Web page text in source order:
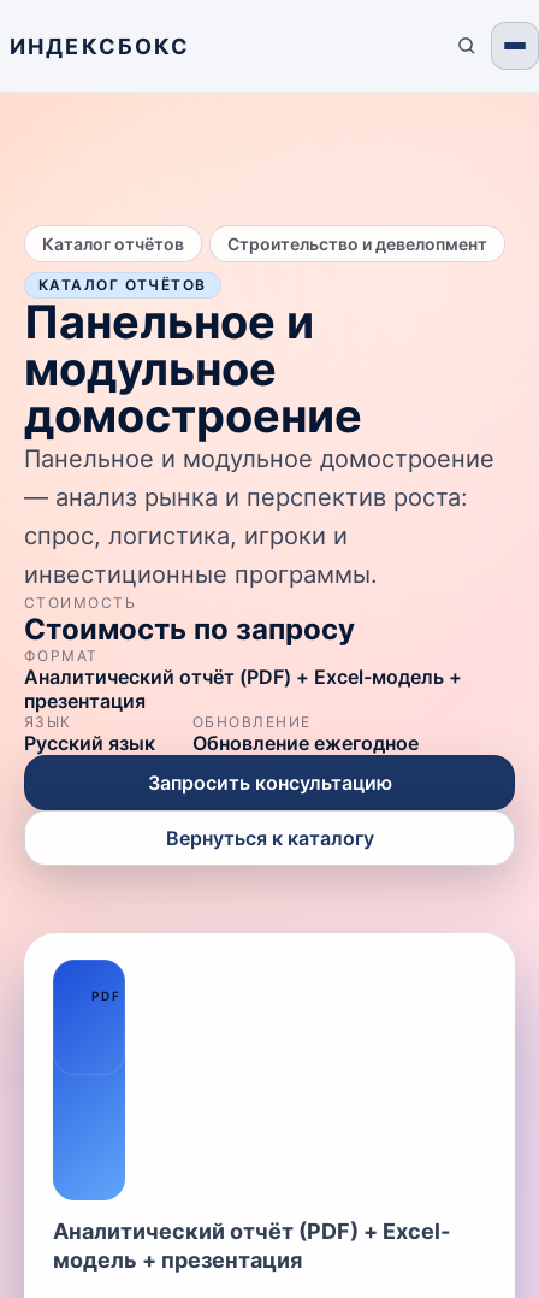
ИНДЕКСБОКС
Каталог отчётов Строительство и девелопмент
КАТАЛОГ ОТЧЁТОВ
Панельное и
модульное
домостроение
Панельное и модульное домостроение
— анализ рынка и перспектив роста:
спрос, логистика, игроки и
инвестиционные программы.
СТОИМОСТЬ
Стоимость по запросу
ФОРМАТ
Аналитический отчёт (PDF) + Excel-модель +
презентация
ЯЗЫК
Русский язык
ОБНОВЛЕНИЕ
Обновление ежегодное
Запросить консультацию
Вернуться к каталогу
PDF
Аналитический отчёт (PDF) + Excel-
модель + презентация